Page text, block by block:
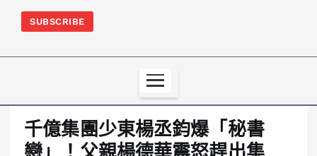
SUBSCRIBE
千億集團少東楊丞鈞爆「秘書